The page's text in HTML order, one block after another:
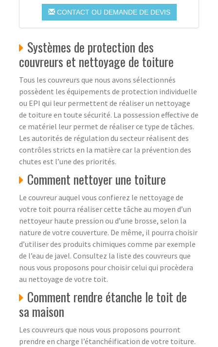
CONTACT OU DEMANDE DE DEVIS
Systèmes de protection des
couvreurs et nettoyage de toiture
Tous les couvreurs que nous avons sélectionnés
possèdent les équipements de protection individuelle
ou EPI qui leur permettent de réaliser un nettoyage
de toiture en toute sécurité. La possession effective de
ce matériel leur permet de réaliser ce type de tâches.
Les autorités de régulation du secteur réalisent des
contrôles stricts en la matière car la prévention des
chutes est l’une des priorités.
Comment nettoyer une toiture
Le couvreur auquel vous confierez le nettoyage de
votre toit pourra réaliser cette tâche au moyen d’un
nettoyeur haute pression ou d’une brosse, selon la
nature de votre couverture. De même, il pourra choisir
d’utiliser des produits chimiques comme par exemple
de l’eau de javel. Consultez la liste des couvreurs que
nous vous proposons pour choisir celui qui procèdera
au nettoyage de votre toit.
Comment rendre étanche le toit de
sa maison
Les couvreurs que nous vous proposons pourront
prendre en charge l’étanchéification de votre toiture.